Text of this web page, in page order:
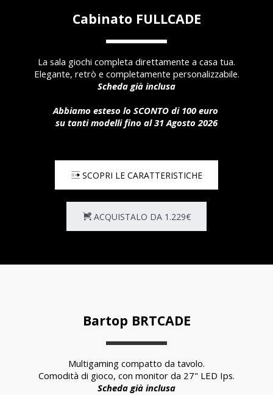
Cabinato FULLCADE
La sala giochi completa direttamente a casa tua.
Elegante, retrò e completamente personalizzabile.
Scheda già inclusa
Abbiamo esteso lo SCONTO di 100 euro
su tanti modelli fino al 31 Agosto 2026
SCOPRI LE CARATTERISTICHE
ACQUISTALO DA 1.229€
Bartop BRTCADE
Multigaming compatto da tavolo.
Comodità di gioco, con monitor da 27" LED Ips.
Scheda già inclusa